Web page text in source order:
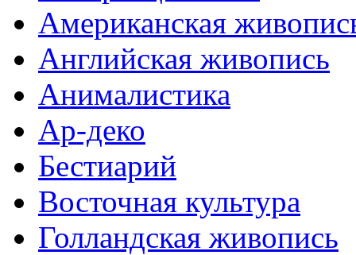
Американская
Английская живопись
Анималистика
Ар-деко
Бестиарий
Восточная культура
Голландская живопись